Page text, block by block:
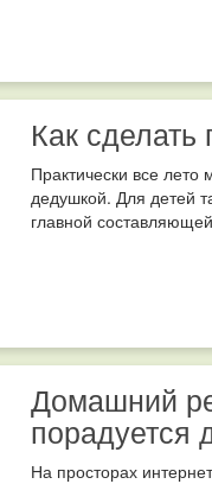
Как
Практически все
дедушкой. Для детей
главной
Домашний
порадуется
На просторах